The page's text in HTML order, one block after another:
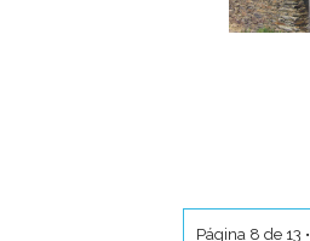
Página 8 de 13 •